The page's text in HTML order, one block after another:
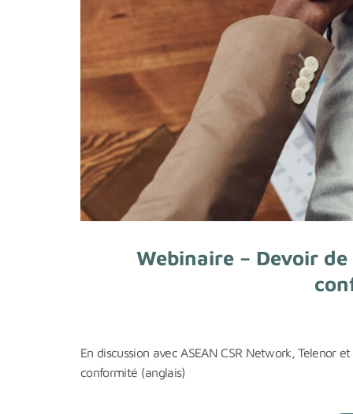
Webinaire – Devoir
En discussion avec ASEAN CSR Network,
conformité (anglais)